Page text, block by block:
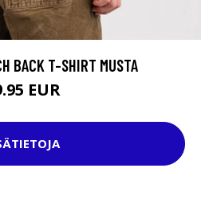
BACK T-SHIRT MUSTA
EUR